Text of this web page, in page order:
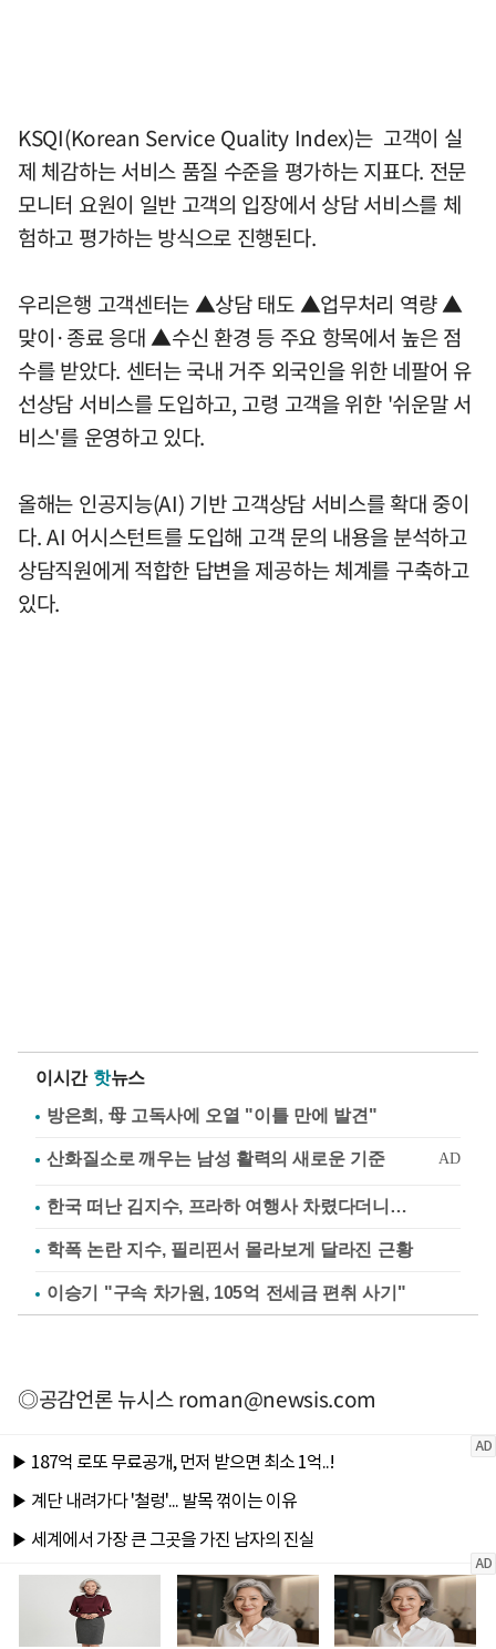
KSQI(Korean Service Quality Index)는 고객이 실
제 체감하는 서비스 품질 수준을 평가하는 지표다. 전문
모니터 요원이 일반 고객의 입장에서 상담 서비스를 체
험하고 평가하는 방식으로 진행된다.
우리은행 고객센터는 ▲상담 태도 ▲업무처리 역량 ▲
맞이·종료 응대 ▲수신 환경 등 주요 항목에서 높은 점
수를 받았다. 센터는 국내 거주 외국인을 위한 네팔어 유
선상담 서비스를 도입하고, 고령 고객을 위한 '쉬운말 서
비스'를 운영하고 있다.
올해는 인공지능(AI) 기반 고객상담 서비스를 확대 중이
다. AI 어시스턴트를 도입해 고객 문의 내용을 분석하고
상담직원에게 적합한 답변을 제공하는 체계를 구축하고
있다.
이시간 핫뉴스
방은희, 母 고독사에 오열 "이틀 만에 발견"
한국 떠난 김지수, 프라하 여행사 차렸다더니…
학폭 논란 지수, 필리핀서 몰라보게 달라진 근황
이승기 "구속 차가원, 105억 전세금 편취 사기"
◎공감언론 뉴시스roman@newsis.com